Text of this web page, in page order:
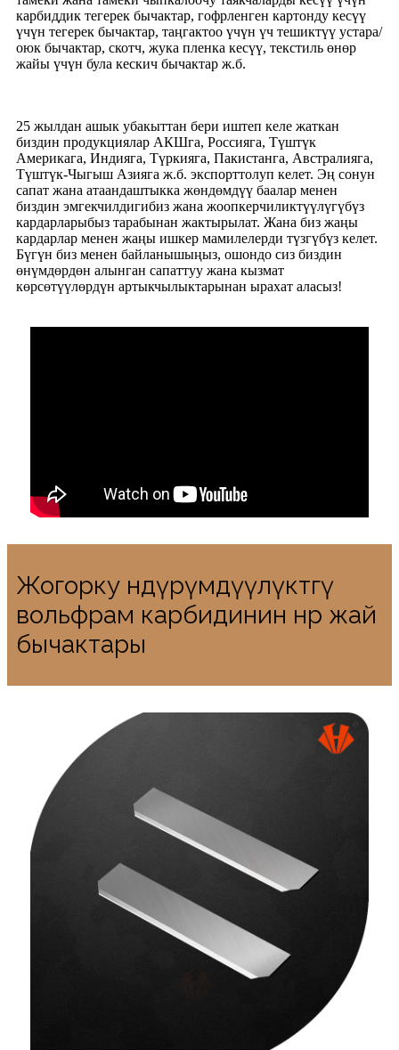
карбиддик тегерек бычактар, гофрленген картонду кесүү
үчүн тегерек бычактар, таңгактоо үчүн үч тешиктүү устара/
оюк бычактар, скотч, жука пленка кесүү, текстиль өнөр
жайы үчүн була кескич бычактар ​​ж.б.
25 жылдан ашык убакыттан бери иштеп келе жаткан
биздин продукциялар АКШга, Россияга, Түштүк
Америкага, Индияга, Түркияга, Пакистанга, Австралияга,
Түштүк-Чыгыш Азияга ж.б. экспорттолуп келет. Эң сонун
сапат жана атаандаштыкка жөндөмдүү баалар менен
биздин эмгекчилдигибиз жана жоопкерчиликтүүлүгүбүз
кардарларыбыз тарабынан жактырылат. Жана биз жаңы
кардарлар менен жаңы ишкер мамилелерди түзгүбүз келет.
Бүгүн биз менен байланышыңыз, ошондо сиз биздин
өнүмдөрдөн алынган сапаттуу жана кызмат
көрсөтүүлөрдүн артыкчылыктарынан ырахат аласыз!
Жогорку өндүрүмдүүлүктөгү
вольфрам карбидинин өнөр жай
бычактары